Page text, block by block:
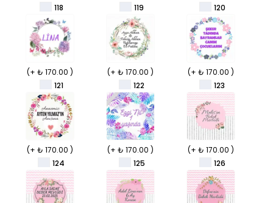
118
119
120
(+ ₺ 170.00 )
121
(+ ₺ 170.00 )
122
(+ ₺ 170.00 )
123
(+ ₺ 170.00 )
124
(+ ₺ 170.00 )
125
(+ ₺ 170.00 )
126